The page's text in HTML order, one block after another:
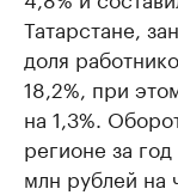
Татарстане,
доля
18,2%, при
на 1,3%.
регионе за
млн рублей на